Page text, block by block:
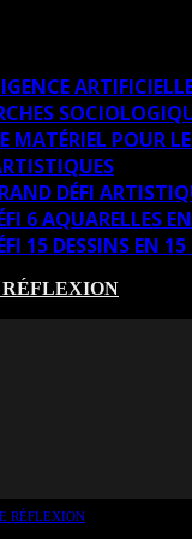
MATÉRIEL POUR
DÉFI
6 AQUARELLES
15 DESSINS EN
RÉFLEXION